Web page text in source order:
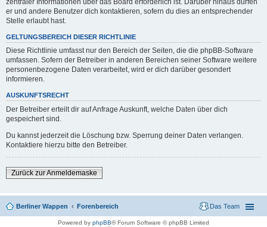
zentraler Informationen über das Board erforderlich ist. Darüber hinaus dürfen
er und andere Benutzer dich kontaktieren, sofern du dies an entsprechender
Stelle erlaubt hast.
GELTUNGSBEREICH DIESER RICHTLINIE
Diese Richtlinie umfasst nur den Bereich der Seiten, die die phpBB-Software
umfassen. Sofern der Betreiber in anderen Bereichen seiner Software weitere
personenbezogene Daten verarbeitet, wird er dich darüber gesondert
informieren.
AUSKUNFTSRECHT
Der Betreiber erteilt dir auf Anfrage Auskunft, welche Daten über dich
gespeichert sind.
Du kannst jederzeit die Löschung bzw. Sperrung deiner Daten verlangen.
Kontaktiere hierzu bitte den Betreiber.
Zurück zur Anmeldemaske
Berliner Wappen Forenbereich Das Team
Powered by phpBB® Forum Software © phpBB Limited